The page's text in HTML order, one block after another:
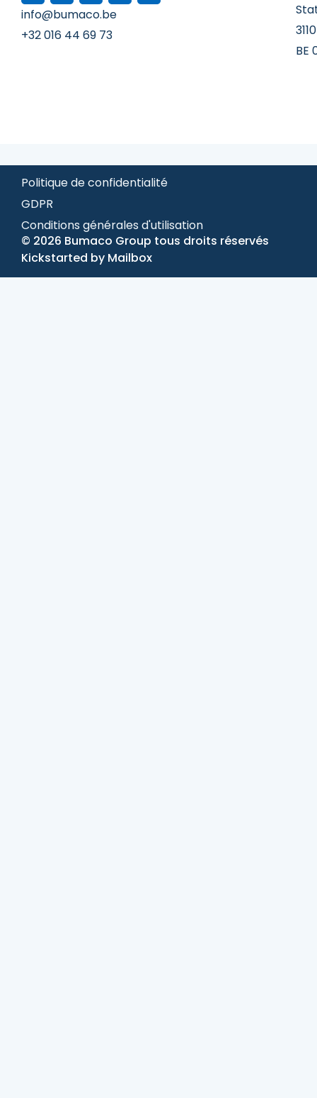
info@bumaco.be
+32 016 44 69 73
BE
Politique de confidentialité
GDPR
Conditions générales d'utilisation
© 2026 Bumaco Group tous droits réservés
Kickstarted by Mailbox